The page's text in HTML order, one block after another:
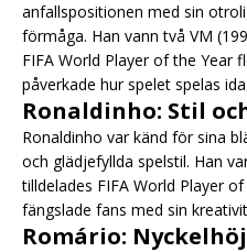
anfallspositionen med sin
förmåga. Han vann två VM
FIFA World Player of the Year
påverkade hur spelet spelas
Ronaldinho: Stil
Ronaldinho var känd för sina
och glädjefyllda spelstil. Han
tilldelades FIFA World Player
fängslade fans med sin
Romário: